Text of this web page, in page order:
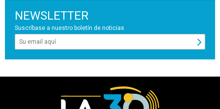
NEWSLETTER
Suscríbase a nuestro boletín de noticias